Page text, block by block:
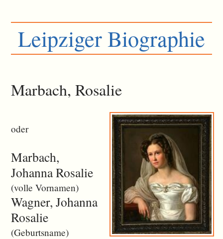
Leipziger Biographie
Marbach, Rosalie
oder
Marbach,
Johanna Rosalie
(volle Vornamen)
Wagner, Johanna
Rosalie
(Geburtsname)